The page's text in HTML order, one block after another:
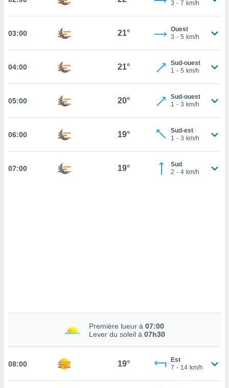
nous
à vous
de très
un
ACCEPTER
3 - 7 km/h
03:00 21°
Ouest
3 - 5 km/h
04:00 21°
Sud-ouest
1 - 5 km/h
05:00 20°
Sud-ouest
1 - 3 km/h
06:00 19°
Sud-est
1 - 3 km/h
07:00 19°
Sud
2 - 4 km/h
Première lueur à 07:00
Lever du soleil à 07h30
08:00 19°
Est
7 - 14 km/h